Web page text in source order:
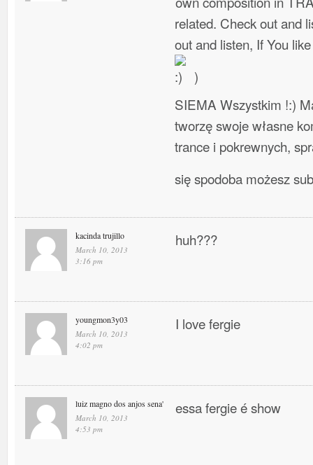
related. Check out and
out and listen, If You
)
SIEMA Wszystkim !:)
tworzę swoje własne
trance i pokrewnych,
się spodoba możesz
kacinda trujillo
March 10, 2013
3:16 pm
huh???
youngmon3y03
March 10, 2013
4:02 pm
I love fergie
luiz magno dos anjos sena'
March 10, 2013
4:53 pm
essa fergie é show